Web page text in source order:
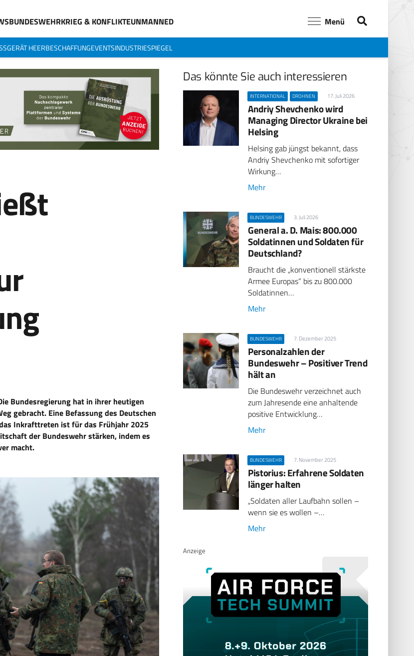
BUNDESWEHRKRIEG & KONFLIKTEUNMANNED Menü
HEERBESCHAFFUNGEVENTSINDUSTRIESPIEGEL
Bundesregierung hat in ihrer heutigen
gebracht. Eine Befassung des Deutschen
Inkrafttreten ist für das Frühjahr 2025
der Bundeswehr stärken, indem es
macht.
Das könnte Sie auch interessieren
INTERNATIONAL DROHNEN 17. Juli 2026
Andriy Shevchenko wird
Managing Director Ukraine bei
Helsing
Helsing gab jüngst bekannt, dass
Andriy Shevchenko mit sofortiger
Wirkung…
Mehr
BUNDESWEHR 3. Juli 2026
General a. D. Mais: 800.000
Soldatinnen und Soldaten für
Deutschland?
Braucht die „konventionell stärkste
Armee Europas“ bis zu 800.000
Soldatinnen…
Mehr
BUNDESWEHR 7. Dezember 2025
Personalzahlen der
Bundeswehr – Positiver Trend
hält an
Die Bundeswehr verzeichnet auch
zum Jahresende eine anhaltende
positive Entwicklung…
Mehr
BUNDESWEHR 7. November 2025
Pistorius: Erfahrene Soldaten
länger halten
„Soldaten aller Laufbahn sollen –
wenn sie es wollen –…
Mehr
Anzeige